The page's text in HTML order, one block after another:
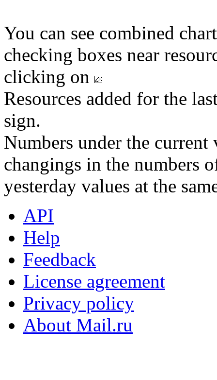
You can see combined
checking boxes near
clicking on
Resources added for the
sign.
Numbers under the
changings in the numbers
yesterday values at the
API
Help
Feedback
License agreement
Privacy policy
About Mail.ru